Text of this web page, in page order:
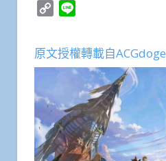
Copy
原文授權轉載自ACGdoge